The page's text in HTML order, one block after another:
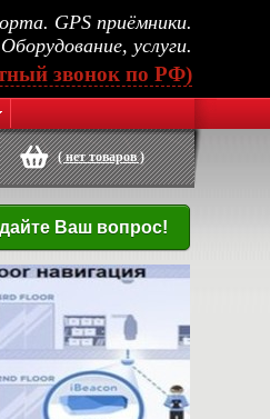
GPS приёмники.
услуги.
звонок по РФ)
(нет товаров)
Ваш вопрос!